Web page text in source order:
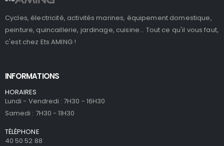
Cycles, électricité, activités marines, équipement domestique,
peinture, quincaillerie, jardinage, cuisine... Tout ce qu'il vous faut,
c'est chez Ets AMING !
INFORMATIONS
HORAIRES
Lundi - Vendredi : 7H30 - 16H30
Samedi : 7H30 - 11H30
TÉLÉPHONE
40 50 52 88